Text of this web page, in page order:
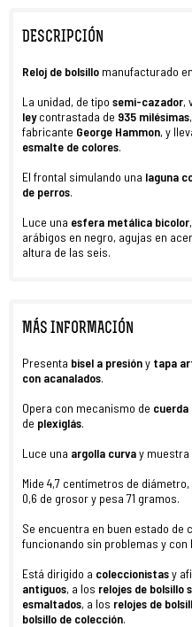
DESCRIPCIÓN
Reloj de bolsillo manufacturado en
La unidad, de tipo semi-cazador,
leycontrastada de 935 milésimas
fabricante George Hammon, y
esmalte de colores.
El frontal simulando una laguna
de perros.
Luce una esfera metálica bicolor
arábigos en negro, agujas en
altura de las seis.
MÁS INFORMACIÓN
Presenta bisel a presióny tapa
con acanalados.
Opera con mecanismo de
de plexiglás.
Luce una argolla curvay
Mide 4,7 centímetros de
0,6 de grosor y pesa 71 gramos.
Se encuentra en buen estado de
funcionando sin problemas y
Está dirigido a coleccionistasy
antiguos, a los relojes de bolsillo
esmaltados, a los relojes de
bolsillo de colección.